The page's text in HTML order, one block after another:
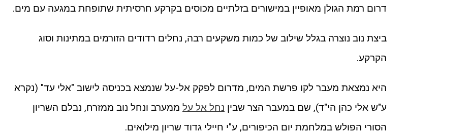
דרום רמת הגולן מאופיין במישורים בזלתיים מכוסים בקרקע חרסיתית שתופחת במגעה עם מים.
ביצת נוב נוצרה בגלל שילוב של כמות משקעים רבה, נחלים רדודים הזורמים במתינות וסוג
הקרקע.
היא נמצאת מעבר לקו פרשת המים, מדרום לפקק אל-על שנמצא בכניסה לישוב "אלי עד" (נקרא
ע"ש אלי כהן הי"ד), שם במעבר הצר שבין נחל אל על ממערב ונחל נוב ממזרח, נבלם השריון
הסורי הפולש במלחמת יום הכיפורים, ע"י חיילי גדוד שריון מילואים.